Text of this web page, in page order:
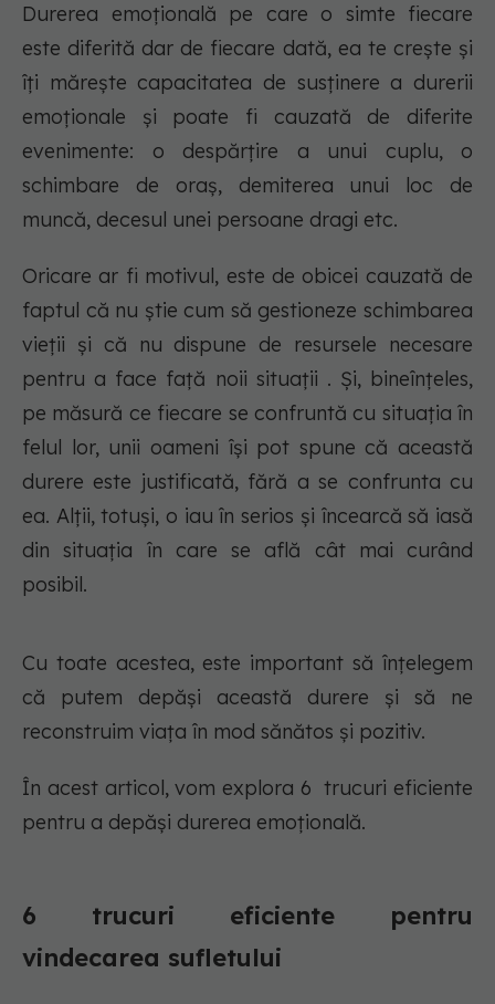
Durerea emoțională pe care o simte fiecare
este diferită dar de fiecare dată, ea te crește și
îți mărește capacitatea de susținere a durerii
emoționale și poate fi cauzată de diferite
evenimente: o despărțire a unui cuplu, o
schimbare de oraș, demiterea unui loc de
muncă, decesul unei persoane dragi etc.
Oricare ar fi motivul, este de obicei cauzată de
faptul că nu știe cum să gestioneze schimbarea
vieții și că nu dispune de resursele necesare
pentru a face față noii situații . Și, bineînțeles,
pe măsură ce fiecare se confruntă cu situația în
felul lor, unii oameni își pot spune că această
durere este justificată, fără a se confrunta cu
ea. Alții, totuși, o iau în serios și încearcă să iasă
din situația în care se află cât mai curând
posibil.
Cu toate acestea, este important să înțelegem
că putem depăși această durere și să ne
reconstruim viața în mod sănătos și pozitiv.
În acest articol, vom explora 6 trucuri eficiente
pentru a depăși durerea emoțională.
6 trucuri eficiente pentru
vindecarea sufletului